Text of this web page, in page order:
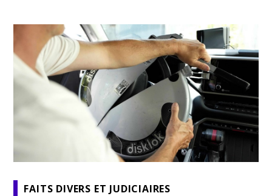
FAITS DIVERS ET JUDICIAIRES